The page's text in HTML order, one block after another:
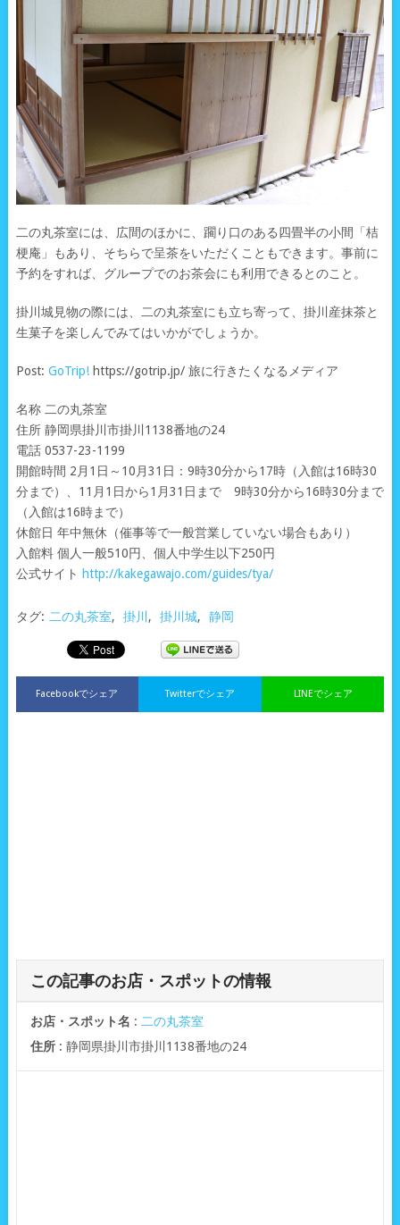
二の丸茶室には、広間のほかに、躙り口のある四畳半の小間「桔
梗庵」もあり、そちらで呈茶をいただくこともできます。事前に
予約をすれば、グループでのお茶会にも利用できるとのこと。
掛川城見物の際には、二の丸茶室にも立ち寄って、掛川産抹茶と
生菓子を楽しんでみてはいかがでしょうか。
Post: GoTrip!https://gotrip.jp/ 旅に行きたくなるメディア
名称 二の丸茶室
住所 静岡県掛川市掛川1138番地の24
電話 0537-23-1199
開館時間 2月1日～10月31日：9時30分から17時（入館は16時30
分まで）、11月1日から1月31日まで 9時30分から16時30分まで
（入館は16時まで）
休館日 年中無休（催事等で一般営業していない場合もあり）
入館料 個人一般510円、個人中学生以下250円
公式サイト http://kakegawajo.com/guides/tya/
タグ: 二の丸茶室, 掛川 , 掛川城, 静岡
Facebookでシェア LINEでシェア
Twitterでシェア
この記事のお店・スポットの情報
お店・スポット名 : 二の丸茶室
住所: 静岡県掛川市掛川1138番地の24